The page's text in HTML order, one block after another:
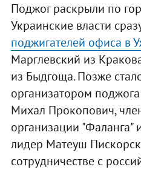
Поджог раскрыли по
Украинские власти
поджигателей офиса в
Марглевский из
из Быдгоща. Позже
организатором
Михал Прокопович,
организации "Фаланга"
лидер Матеуш
сотрудничестве с